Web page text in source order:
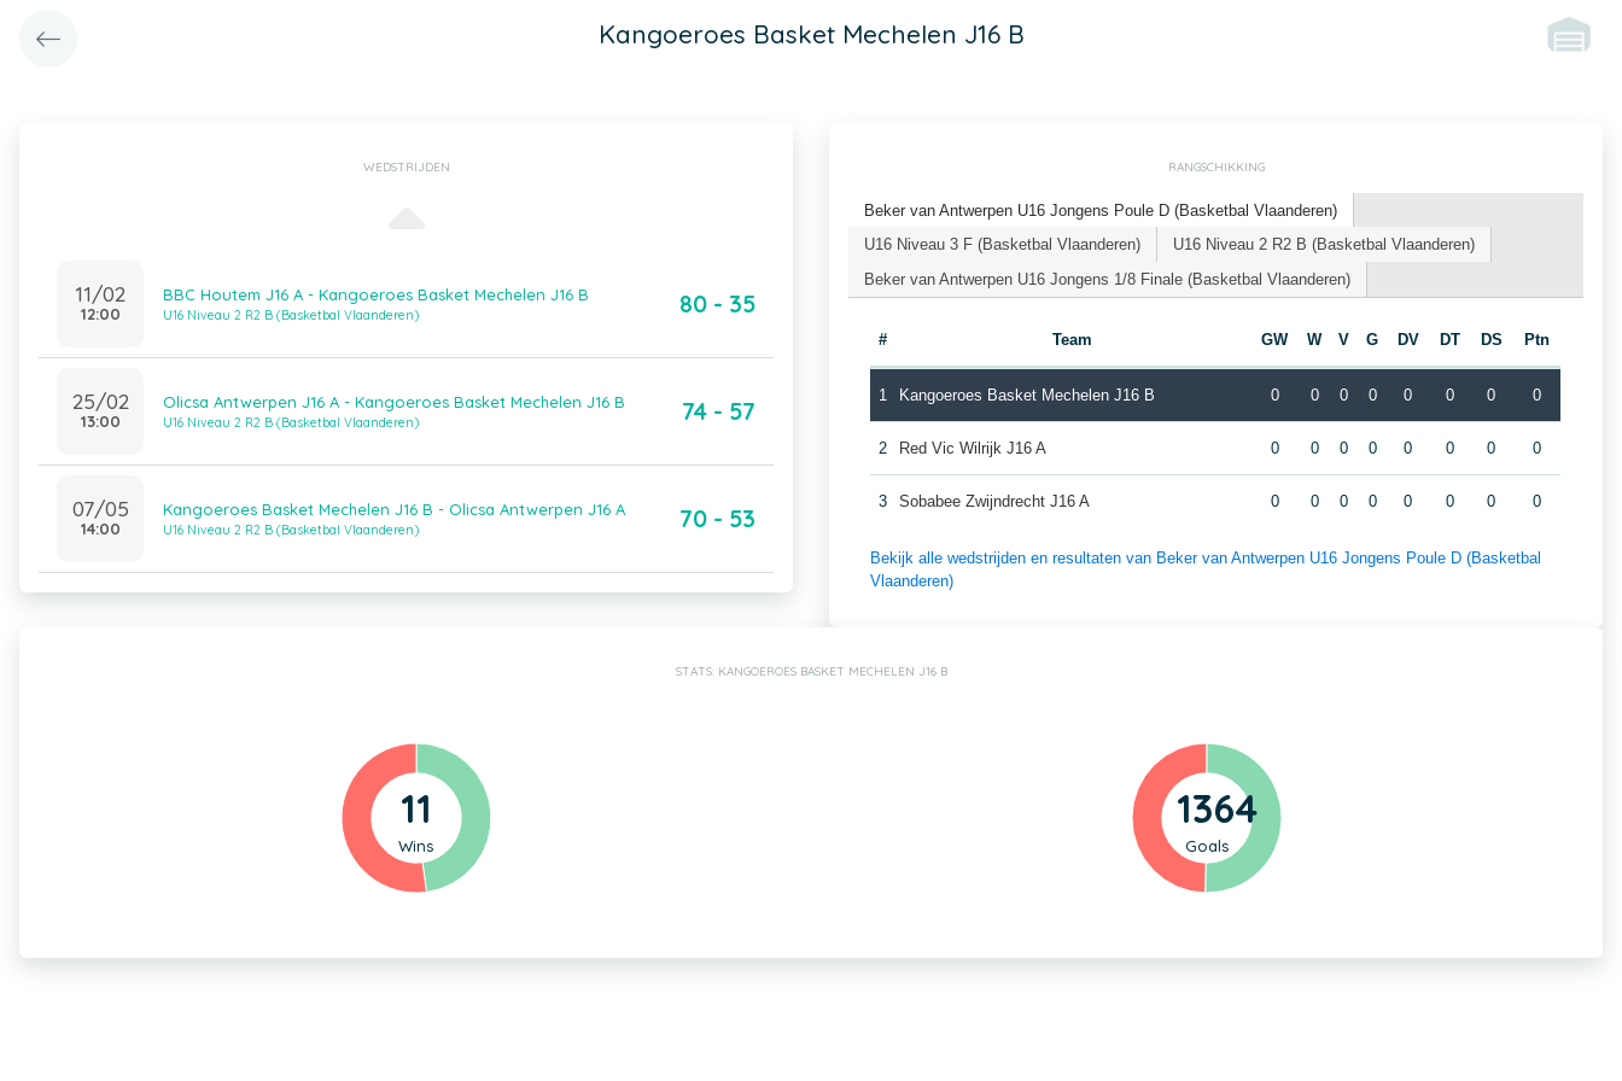
Kangoeroes Basket Mechelen J16 B
WEDSTRIJDEN
11/02
12:00
BBC Houtem J16 A - Kangoeroes Basket Mechelen J16 B
U16 Niveau 2 R2 B (Basketbal Vlaanderen) 80 - 35
25/02
13:00
Olicsa Antwerpen J16 A - Kangoeroes Basket Mechelen J16 B
U16 Niveau 2 R2 B (Basketbal Vlaanderen) 74 - 57
07/05
14:00
Kangoeroes Basket Mechelen J16 B - Olicsa Antwerpen J16 A
U16 Niveau 2 R2 B (Basketbal Vlaanderen) 70 - 53
RANGSCHIKKING
Beker van Antwerpen U16 Jongens Poule D (Basketbal Vlaanderen)
U16 Niveau 3 F (Basketbal Vlaanderen)
U16 Niveau 2 R2 B (Basketbal Vlaanderen)
Beker van Antwerpen U16 Jongens 1/8 Finale (Basketbal Vlaanderen)
# Team GW W V G DV DT DS Ptn
1 Kangoeroes Basket Mechelen J16 B 0 0 0 0 0 0 0 0
2 Red Vic Wilrijk J16 A 0 0 0 0 0 0 0 0
3 Sobabee Zwijndrecht J16 A 0 0 0 0 0 0 0 0
Bekijk alle wedstrijden en resultaten van Beker van Antwerpen U16 Jongens Poule D (Basketbal
Vlaanderen)
STATS: KANGOEROES BASKET MECHELEN J16 B
11
Wins
1364
Goals